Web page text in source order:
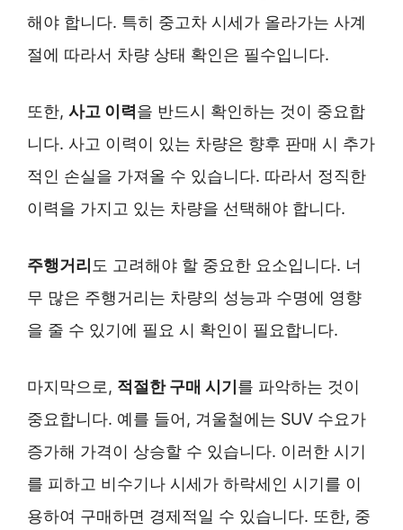
해야 합니다. 특히 중고차 시세가 올라가는 사계
절에 따라서 차량 상태 확인은 필수입니다.
또한, 사고 이력 을 반드시 확인하는 것이 중요합
니다. 사고 이력이 있는 차량은 향후 판매 시 추가
적인 손실을 가져올 수 있습니다. 따라서 정직한
이력을 가지고 있는 차량을 선택해야 합니다.
주행거리 도 고려해야 할 중요한 요소입니다. 너
무 많은 주행거리는 차량의 성능과 수명에 영향
을 줄 수 있기에 필요 시 확인이 필요합니다.
마지막으로, 적절한 구매 시기 를 파악하는 것이
중요합니다. 예를 들어, 겨울철에는 SUV 수요가
증가해 가격이 상승할 수 있습니다. 이러한 시기
를 피하고 비수기나 시세가 하락세인 시기를 이
용하여 구매하면 경제적일 수 있습니다. 또한, 중